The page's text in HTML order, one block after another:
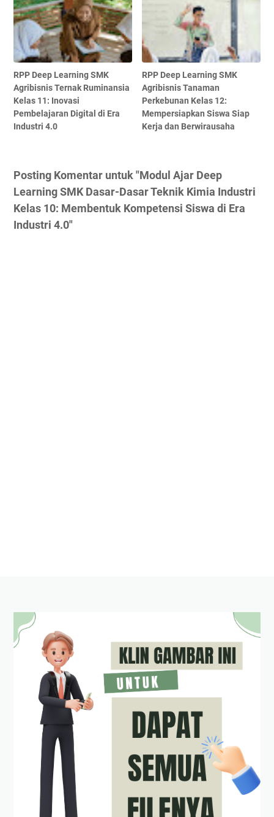
RPP Deep Learning SMK
Agribisnis Ternak Ruminansia
Kelas 11: Inovasi
Pembelajaran Digital di Era
Industri 4.0
RPP Deep Learning SMK
Agribisnis Tanaman
Perkebunan Kelas 12:
Mempersiapkan Siswa Siap
Kerja dan Berwirausaha
Posting Komentar untuk "Modul Ajar Deep
Learning SMK Dasar-Dasar Teknik Kimia Industri
Kelas 10: Membentuk Kompetensi Siswa di Era
Industri 4.0"